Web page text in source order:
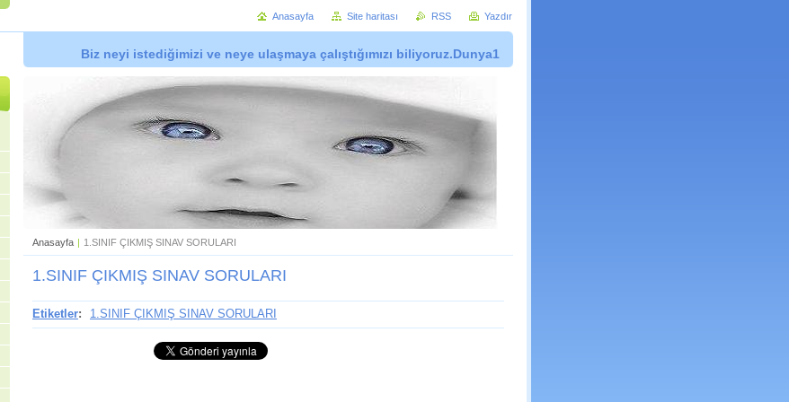
Biz neyi istediğimizi ve neye ulaşmaya çalıştığımızı biliyoruz.Dunya1
Anasayfa | 1.SINIF ÇIKMIŞ SINAV SORULARI
1.SINIF ÇIKMIŞ SINAV SORULARI
Etiketler: 1.SINIF ÇIKMIŞ SINAV SORULARI
Anasayfa Site haritası RSS Yazdır